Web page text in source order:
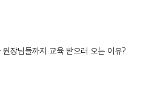
장님들까지 교육 받으러 오는 이유?